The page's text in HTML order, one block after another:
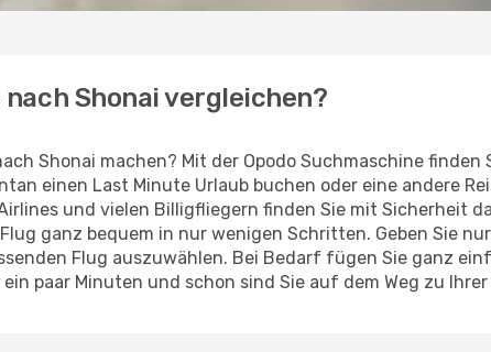
Shonai vergleichen?
Shonai machen? Mit der Opodo Suchmaschine
einen Last Minute Urlaub buchen oder eine andere
und vielen Billigfliegern finden Sie mit Sicherheit
ganz bequem in nur wenigen Schritten. Geben Sie
Flug auszuwählen. Bei Bedarf fügen Sie ganz
paar Minuten und schon sind Sie auf dem Weg zu Ihrer